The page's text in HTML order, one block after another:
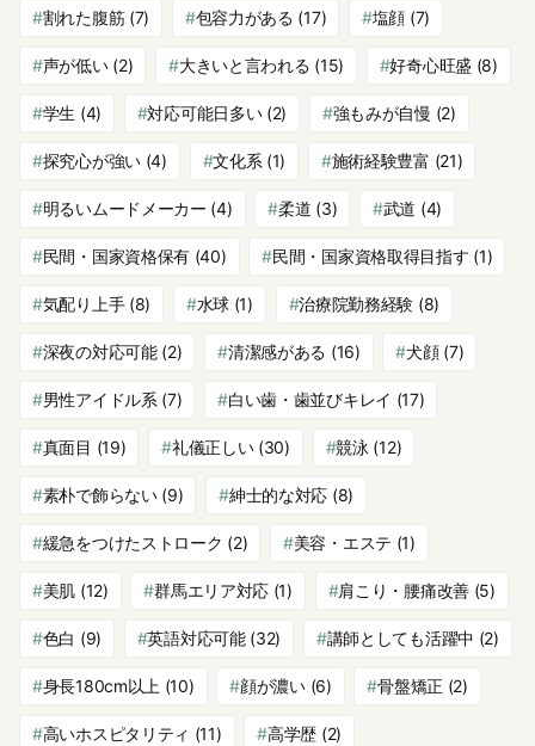
割れた腹筋(7) 包容力がある (17) 塩顔 (7)
声が低い(2) 大きいと言われる (15) 好奇心旺盛 (8)
学生 (4) 対応可能日多い(2) 強もみが自慢 (2)
探究心が強い(4) 文化系 (1) 施術経験豊富 (21)
明るいムードメーカー (4) 柔道 (3) 武道 (4)
民間・国家資格保有 (40) 民間・国家資格取得目指す (1)
気配り上手(8) 水球(1) 治療院勤務経験 (8)
深夜の対応可能(2) 清潔感がある (16) 犬顔(7)
男性アイドル系 (7) 白い歯・歯並びキレイ (17)
真面目 (19) 礼儀正しい(30) 競泳 (12)
素朴で飾らない(9) 紳士的な対応 (8)
緩急をつけたストローク (2) 美容・エステ (1)
美肌 (12) 群馬エリア対応 (1) 肩こり・腰痛改善(5)
色白 (9) 英語対応可能(32) 講師としても活躍中 (2)
身長180cm以上 (10) 顔が濃い(6) 骨盤矯正 (2)
高いホスピタリティ (11) 高学歴 (2)